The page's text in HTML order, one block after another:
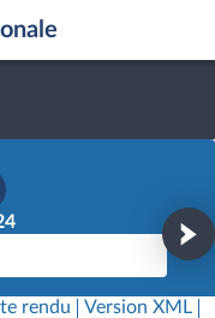
rendu
Version XML